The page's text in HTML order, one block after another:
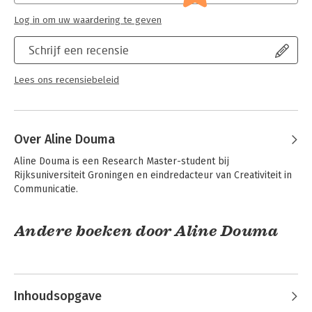
Schrijf een recensie
Lees ons recensiebeleid
Log in om uw waardering te geven
Over Aline Douma
Aline Douma is een Research Master-student bij
Rijksuniversiteit Groningen en eindredacteur van Creativiteit in
Communicatie.
Andere boeken door Aline Douma
Inhoudsopgave